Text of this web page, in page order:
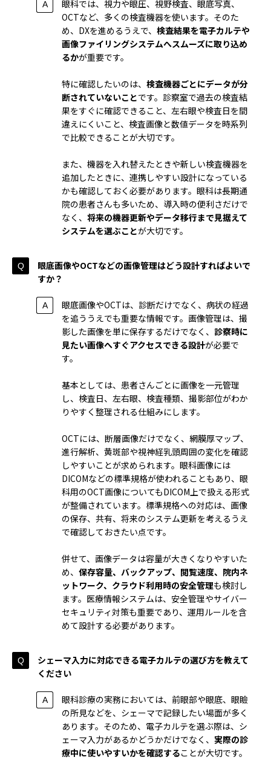
眼科では、視力や眼圧、視野検査、眼底写真、
OCTなど、多くの検査機器を使います。そのた
め、DXを進めるうえで、 検査結果を電子カルテや
画像ファイリングシステムへスムーズに取り込め
るかが重要です。
特に確認したいのは、 検査機器ごとにデータが分
断されていないことです。診察室で過去の検査結
果をすぐに確認できること、左右眼や検査日を間
違えにくいこと、検査画像と数値データを時系列
で比較できることが大切です。
また、機器を入れ替えたときや新しい検査機器を
追加したときに、連携しやすい設計になっている
かも確認しておく必要があります。眼科は長期通
院の患者さんも多いため、導入時の便利さだけで
なく、 将来の機器更新やデータ移行まで見据えて
システムを選ぶことが大切です。
眼底画像やOCTなどの画像管理はどう設計すればよいで
すか？
眼底画像やOCTは、診断だけでなく、病状の経過
を追ううえでも重要な情報です。画像管理は、撮
影した画像を単に保存するだけでなく、 診察時に
見たい画像へすぐアクセスできる設計が必要で
す。
基本としては、患者さんごとに画像を一元管理
し、検査日、左右眼、検査種類、撮影部位がわか
りやすく整理される仕組みにします。
OCTには、断層画像だけでなく、網膜厚マップ、
進行解析、黄斑部や視神経乳頭周囲の変化を確認
しやすいことが求められます。眼科画像には
DICOMなどの標準規格が使われることもあり、眼
科用のOCT画像についてもDICOM上で扱える形式
が整備されています。標準規格への対応は、画像
の保存、共有、将来のシステム更新を考えるうえ
で確認しておきたい点です。
併せて、画像データは容量が大きくなりやすいた
め、 保存容量、バックアップ、閲覧速度、院内ネ
ットワーク、クラウド利用時の安全管理も検討し
ます。医療情報システムは、安全管理やサイバー
セキュリティ対策も重要であり、運用ルールを含
めて設計する必要があります。
シェーマ入力に対応できる電子カルテの選び方を教えて
ください
眼科診療の実務においては、前眼部や眼底、眼瞼
の所見などを、シェーマで記録したい場面が多く
あります。そのため、電子カルテを選ぶ際は、シ
ェーマ入力があるかどうかだけでなく、 実際の診
療中に使いやすいかを確認することが大切です。